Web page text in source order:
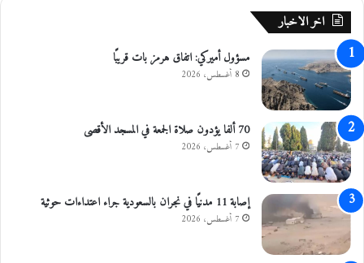
ي
ز
اخر الاخبار
مسؤول أميركي: اتفاق هرمز بات قريبًا
8 أغسطس، 2026
70 ألفا يؤدون صلاة الجمعة في المسجد الأقصى
7 أغسطس، 2026
إصابة 11 مدنيًا في نجران بالسعودية جراء اعتداءات حوثية
7 أغسطس، 2026